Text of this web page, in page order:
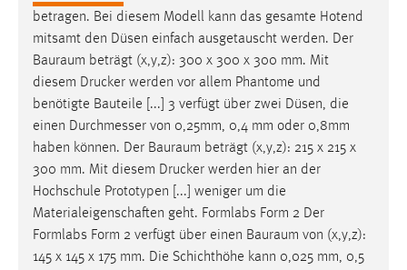
betragen. Bei diesem Modell kann das gesamte Hotend
mitsamt den Düsen einfach ausgetauscht werden. Der
Bauraum beträgt (x,y,z): 300 x 300 x 300 mm. Mit
diesem Drucker werden vor allem Phantome und
benötigte Bauteile [...] 3 verfügt über zwei Düsen, die
einen Durchmesser von 0,25mm, 0,4 mm oder 0,8mm
haben können. Der Bauraum beträgt (x,y,z): 215 x 215 x
300 mm. Mit diesem Drucker werden hier an der
Hochschule Prototypen [...] weniger um die
Materialeigenschaften geht. Formlabs Form 2 Der
Formlabs Form 2 verfügt über einen Bauraum von (x,y,z):
145 x 145 x 175 mm. Die Schichthöhe kann 0,025 mm, 0,5
EXTERNE MEDIEN
Um Inhalte von Videoplattformen und Social Media
Plattformen anzeigen zu können, werden von diesen
externen Medien Cookies gesetzt.
YouTube
Vimeo